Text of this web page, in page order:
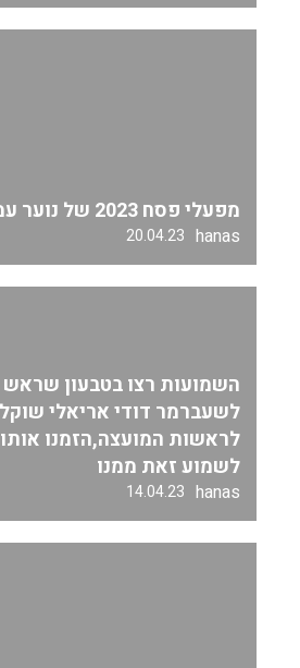
מפעלי פסח 2023 של נוער עמק יזרעאל
hanas
20.04.23
השמועות רצו בטבעון
לשעברמר דודי אריאלי
לראשות המועצה,הזמנו אותו
לשמוע זאת ממנו
hanas
14.04.23